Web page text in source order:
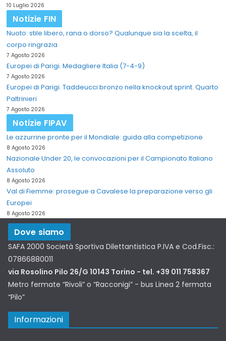
10 Luglio 2026
Notizie FIN
Nuoto: stile libero, rana o dorso? Qualunque sia la scelta, il
corpo ringrazia
7 Agosto 2026
Europei di Parigi. Medagliere Italia (7-4-9)
7 Agosto 2026
Europei di Parigi. Taddeucci bronzo nella knockout sprint. Quarto
Paltrinieri
7 Agosto 2026
Notizie FIPAV
Le azzurrine pronte per il Mondiale: guida alla competizione
8 Agosto 2026
Nazionale Under 20, le convocazioni per il Campionato Italiano
Assoluto
8 Agosto 2026
Val di Fiemme: prosegue a Cavalese la preparazione verso gli
Europei
8 Agosto 2026
Dove siamo
SAFA 2000 Società Sportiva Dilettantistica P.IVA e Cod.Fisc.:
07866880011
via Rosolino Pilo 26/G 10143 Torino - tel. +39 011 758367
Metro fermate “Rivoli” o “Racconigi” - bus Linea 2 fermata
“Pilo”
Informazioni